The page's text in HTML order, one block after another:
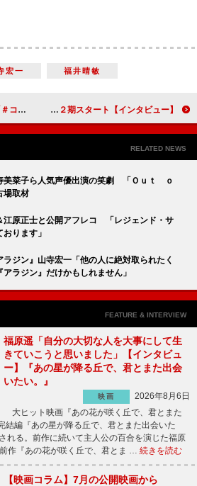
宏一 福井晴敏
バルドラマに挑戦 【インタビュー】ドラマ「REAL⇔FAKE 2nd Stage」染谷俊之＆和田雅成＆松村龍之介「サスペンス要素もアクションもある」第２期スタート
RELATED NEWS
美菜子ら人気声優出演の笑劇 「Ｏｕｔ ｏ
場取材
江原正士と公開アフレコ 「レジェンド・サ
ります」
ラジン』山寺宏一「他の人に絶対取られたく
ラジン』だけかもしれません」
FEATURE & INTERVIEW
福原遥「自分の大切な人を大事にして生
きていこうと思いました」【インタビュ
ー】『あの星が降る丘で、君とまた出会
いたい。』
映画
2026年8月6日
大ヒット映画『あの花が咲く丘で、君とまた
結編『あの星が降る丘で、君とまた出会いた
れる。前作に続いて主人公の百合を演じた福原
作『あの花が咲く丘で、君とま … 続きを読む
【映画コラム】7月の公開映画から